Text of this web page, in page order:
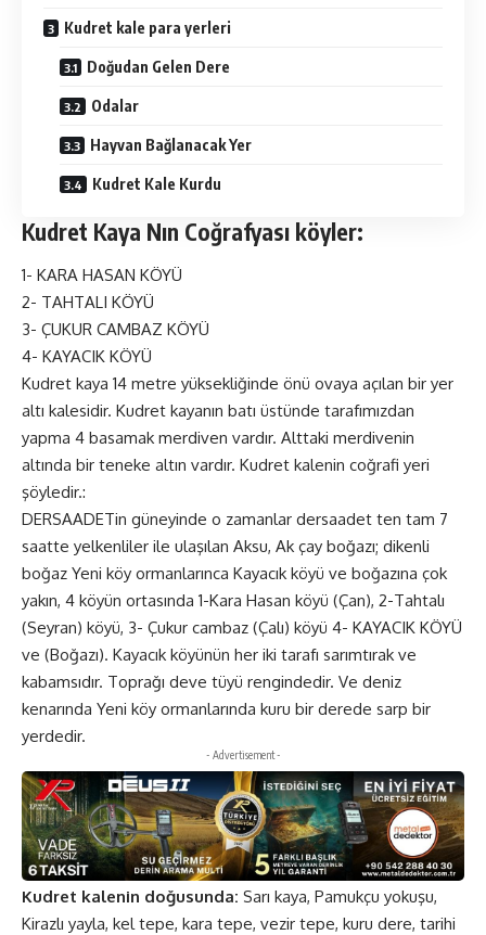
Kudret kale para yerleri
Doğudan Gelen Dere
Odalar
Hayvan Bağlanacak Yer
Kudret Kale Kurdu
Kudret Kaya Nın Coğrafyası köyler:
1- KARA HASAN KÖYÜ
2- TAHTALI KÖYÜ
3- ÇUKUR CAMBAZ KÖYÜ
4- KAYACIK KÖYÜ
Kudret kaya 14 metre yüksekliğinde önü ovaya açılan bir yer
altı kalesidir. Kudret kayanın batı üstünde tarafımızdan
yapma 4 basamak merdiven vardır. Alttaki merdivenin
altında bir teneke altın vardır. Kudret kalenin coğrafi yeri
şöyledir.:
DERSAADETin güneyinde o zamanlar dersaadet ten tam 7
saatte yelkenliler ile ulaşılan Aksu, Ak çay boğazı; dikenli
boğaz Yeni köy ormanlarınca Kayacık köyü ve boğazına çok
yakın, 4 köyün ortasında 1-Kara Hasan köyü (Çan), 2-Tahtalı
(Seyran) köyü, 3- Çukur cambaz (Çalı) köyü 4- KAYACIK KÖYÜ
ve (Boğazı). Kayacık köyünün her iki tarafı sarımtırak ve
kabamsıdır. Toprağı deve tüyü rengindedir. Ve deniz
kenarında Yeni köy ormanlarında kuru bir derede sarp bir
yerdedir.
- Advertisement -
Kudret kalenin doğusunda: Sarı kaya, Pamukçu yokuşu,
Kirazlı yayla, kel tepe, kara tepe, vezir tepe, kuru dere, tarihi